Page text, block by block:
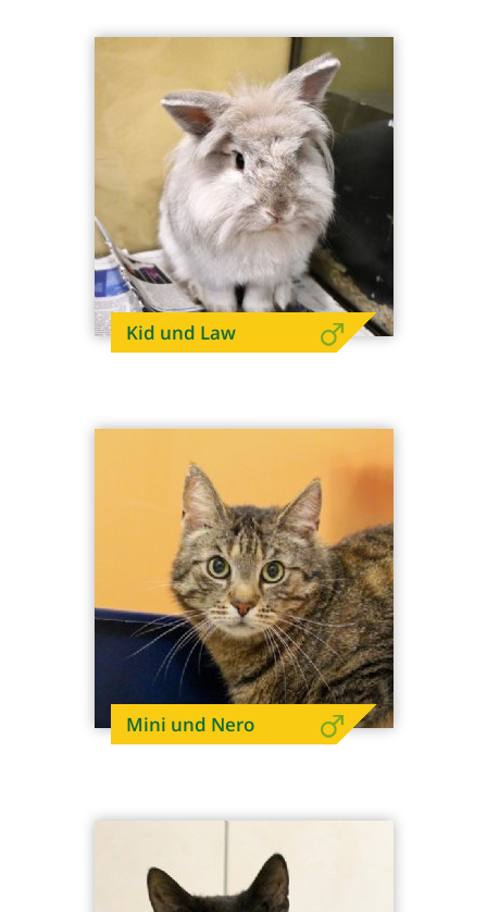
Kid und Law
Mini und Nero